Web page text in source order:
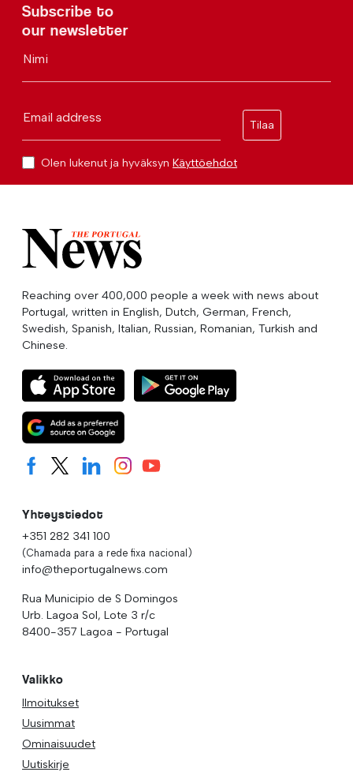
Subscribe to
our newsletter
Nimi
Email address
Tilaa
Olen lukenut ja hyväksyn Käyttöehdot
Reaching over 400,000 people a week with news about
Portugal, written in English, Dutch, German, French,
Swedish, Spanish, Italian, Russian, Romanian, Turkish and
Chinese.
Yhteystiedot
+351 282 341 100
(Chamada para a rede fixa nacional)
info@theportugalnews.com
Rua Municipio de S Domingos
Urb. Lagoa Sol, Lote 3 r/c
8400-357 Lagoa - Portugal
Valikko
Ilmoitukset
Uusimmat
Ominaisuudet
Uutiskirje